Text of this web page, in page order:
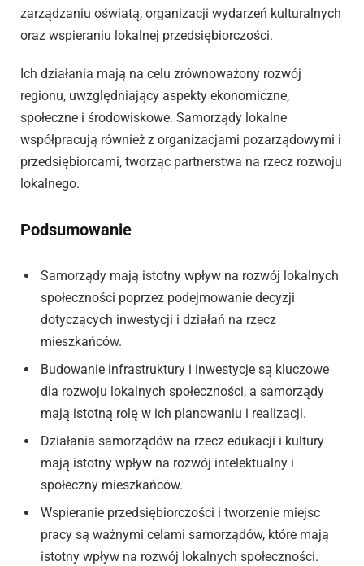
zarządzaniu oświatą, organizacji wydarzeń kulturalnych
oraz wspieraniu lokalnej przedsiębiorczości.
Ich działania mają na celu zrównoważony rozwój
regionu, uwzględniający aspekty ekonomiczne,
społeczne i środowiskowe. Samorządy lokalne
współpracują również z organizacjami pozarządowymi i
przedsiębiorcami, tworząc partnerstwa na rzecz rozwoju
lokalnego.
Podsumowanie
Samorządy mają istotny wpływ na rozwój lokalnych
społeczności poprzez podejmowanie decyzji
dotyczących inwestycji i działań na rzecz
mieszkańców.
Budowanie infrastruktury i inwestycje są kluczowe
dla rozwoju lokalnych społeczności, a samorządy
mają istotną rolę w ich planowaniu i realizacji.
Działania samorządów na rzecz edukacji i kultury
mają istotny wpływ na rozwój intelektualny i
społeczny mieszkańców.
Wspieranie przedsiębiorczości i tworzenie miejsc
pracy są ważnymi celami samorządów, które mają
istotny wpływ na rozwój lokalnych społeczności.